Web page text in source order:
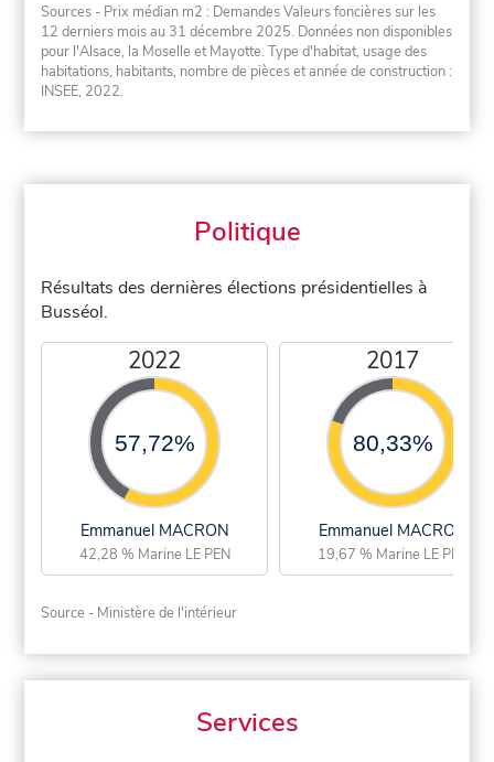
Sources - Prix médian m2 : Demandes Valeurs foncières sur les
12 derniers mois au 31 décembre 2025. Données non disponibles
pour l'Alsace, la Moselle et Mayotte. Type d'habitat, usage des
habitations, habitants, nombre de pièces et année de construction :
INSEE, 2022.
Politique
Résultats des dernières élections présidentielles à
Busséol.
2022
57,72%
Emmanuel MACRON
42,28 % Marine LE PEN
2017
80,33%
Emmanuel MACRON
19,67 % Marine LE PEN
Source - Ministère de l'intérieur
Services